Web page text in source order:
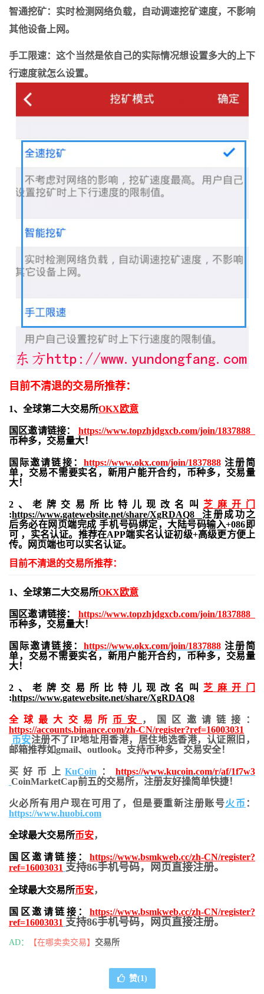
智通挖矿：实时检测网络负载，自动调速挖矿速度，不影响
其他设备上网。
手工限速：这个当然是依自己的实际情况想设置多大的上下
行速度就怎么设置。
目前不清退的交易所推荐：
1、全球第二大交易所OKX欧意
国区邀请链接： https://www.topzhjdgxcb.com/join/1837888
币种多，交易量大！
国际邀请链接： https://www.okx.com/join/1837888注册简
单，交易不需要实名，新用户能开合约，
币种多，交易量
大！
2、老牌交易所比特儿现改名叫 芝麻开门
:https://www.gatewebsite.net/share/XgRDAQ8 注册成功之
后务必在网页端完成 手机号码绑定，大陆号码输入+086即
可 ，实名认证。推荐在APP端实名认证初级+高级更方便上
传。网页端也可以实名认证。
目前不清退的交易所推荐：
1、全球第二大交易所OKX欧意
国区邀请链接： https://www.topzhjdgxcb.com/join/1837888
币种多，交易量大！
国际邀请链接： https://www.okx.com/join/1837888注册简
单，交易不需要实名，新用户能开合约，
币种多，交易量
大！
2、老牌交易所比特儿现改名叫 芝麻开门
:https://www.gatewebsite.net/share/XgRDAQ8
全球最大交易所 币安
，国区邀请链接：
https://accounts.binance.com/zh-CN/register?ref=16003031
币安注册不了IP地址用香港，居住地选香港，认证照旧，
邮箱推荐如gmail、outlook。支持币种多，交易安全！
买好币上KuCoin ：https://www.kucoin.com/r/af/1f7w3
CoinMarketCap前五的交易所，注册友好操简单快捷！
火必所有用户现在可用了，但是要重新注册账号火币 ：
https://www.huobi.com
全球最大交易所币安，
国区邀请链接： https://www.bsmkweb.cc/zh-CN/register?
ref=16003031 支持86手机号码，网页直接注册。
全球最大交易所币安，
国区邀请链接： https://www.bsmkweb.cc/zh-CN/register?
ref=16003031 支持86手机号码，网页直接注册。
AD： 【在哪卖卖交易】 交易所
赞(1)